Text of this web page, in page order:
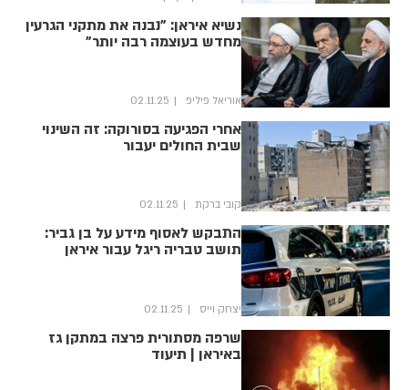
נשיא איראן: "נבנה את מתקני הגרעין
מחדש בעוצמה רבה יותר"
אוריאל פיליפ 02.11.25
אחרי הפגיעה בסורוקה: זה השינוי
שבית החולים יעבור
קובי ברקת 02.11.25
התבקש לאסוף מידע על בן גביר:
תושב טבריה ריגל עבור איראן
יצחק וייס 02.11.25
שרפה מסתורית פרצה במתקן גז
באיראן | תיעוד